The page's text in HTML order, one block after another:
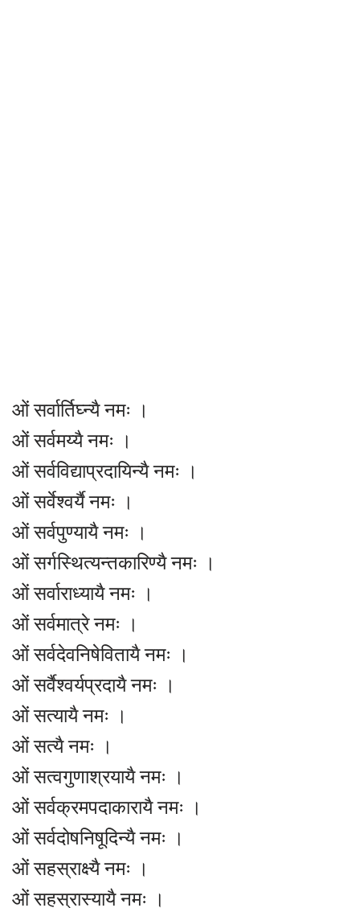
ओं सर्वार्तिघ्न्यै नमः ।
ओं सर्वमय्यै नमः ।
ओं सर्वविद्याप्रदायिन्यै नमः ।
ओं सर्वेश्वर्यै नमः ।
ओं सर्वपुण्यायै नमः ।
ओं सर्गस्थित्यन्तकारिण्यै नमः ।
ओं सर्वाराध्यायै नमः ।
ओं सर्वमात्रे नमः ।
ओं सर्वदेवनिषेवितायै नमः ।
ओं सर्वैश्वर्यप्रदायै नमः ।
ओं सत्यायै नमः ।
ओं सत्यै नमः ।
ओं सत्वगुणाश्रयायै नमः ।
ओं सर्वक्रमपदाकारायै नमः ।
ओं सर्वदोषनिषूदिन्यै नमः ।
ओं सहस्राक्ष्यै नमः ।
ओं सहस्रास्यायै नमः ।